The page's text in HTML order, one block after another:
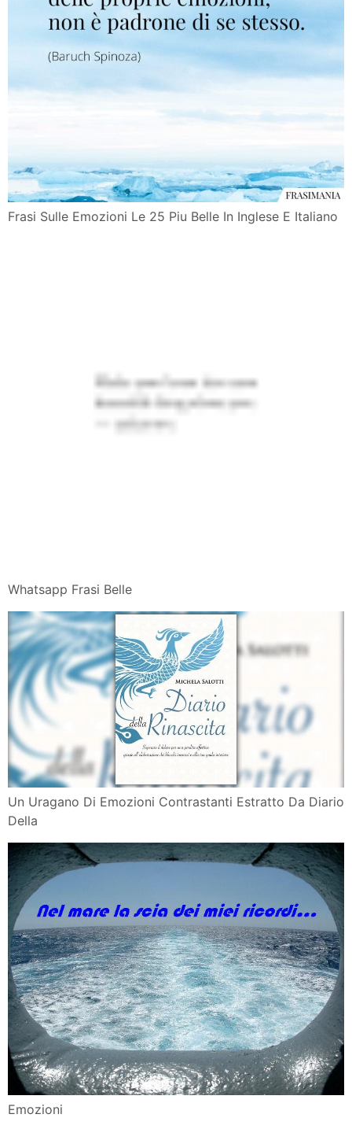
Frasi Sulle Emozioni Le 25 Piu Belle In Inglese E Italiano
Whatsapp Frasi Belle
Un Uragano Di Emozioni Contrastanti Estratto Da Diario
Della
Emozioni